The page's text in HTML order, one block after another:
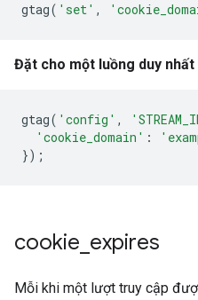
gtag( 'set' ,
Đặt cho một luồng duy nhất
gtag( 'config' ,
'cookie_domain' :
});
cookie expires
Mỗi khi một lượt truy cập